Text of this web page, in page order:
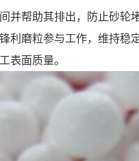
帮助其排出，防止砂轮
磨粒参与工作，维持稳
表面质量。